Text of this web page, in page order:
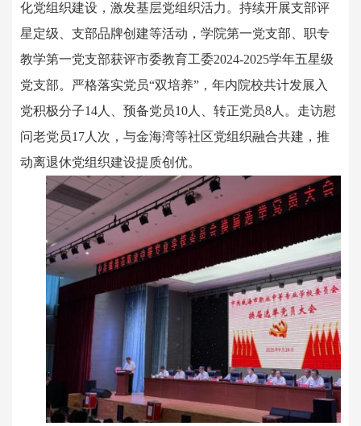
化党组织建设，激发基层党组织活力。持续开展支部评
星定级、支部品牌创建等活动，学院第一党支部、职专
教学第一党支部获评市委教育工委2024-2025学年五星级
党支部。严格落实党员“双培养”，年内院校共计发展入
党积极分子14人、预备党员10人、转正党员8人。走访慰
问老党员17人次，与金海湾等社区党组织融合共建，推
动离退休党组织建设提质创优。